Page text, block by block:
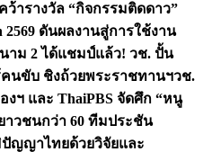
ารางวัล “กิจกรรมติดดาว”
2569 ดันผลงานสู่การใช้งาน
าม 2 ได้แชมป์แล้ว! วช. ปั้น
นขับ ชิงถ้วยพระราชทานฯวช.
ฯ และ ThaiPBS จัดศึก “หนู
าวชนกว่า 60 ทีมประชัน
ญญาไทยด้วยวิจัยและ